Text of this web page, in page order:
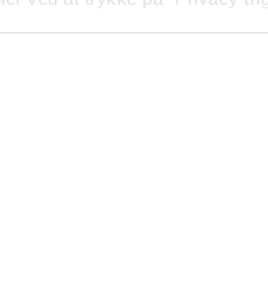
fra tredjeparter til at
præferencer samt til brug